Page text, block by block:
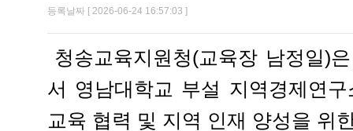
등록날짜 [ 2026-06-24 16:57:03 ]
청송교육지원청(교육장 남정일)
서 영남대학교 부설 지역경제연
교육 협력 및 지역 인재 양성을 위